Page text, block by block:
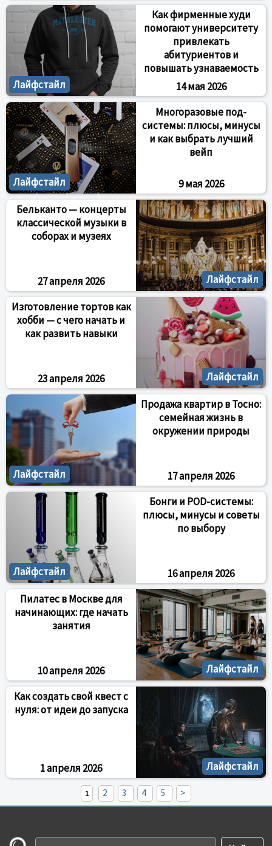
Лайфстайл
Как фирменные худи
помогают университету
привлекать
абитуриентов и
повышать узнаваемость
14 мая 2026
Лайфстайл
Многоразовые под-
системы: плюсы, минусы
и как выбрать лучший
вейп
9 мая 2026
Лайфстайл
Бельканто — концерты
классической музыки в
соборах и музеях
27 апреля 2026
Лайфстайл
Изготовление тортов как
хобби — с чего начать и
как развить навыки
23 апреля 2026
Лайфстайл
Продажа квартир в Тосно:
семейная жизнь в
окружении природы
17 апреля 2026
Лайфстайл
Бонги и POD-системы:
плюсы, минусы и советы
по выбору
16 апреля 2026
Лайфстайл
Пилатес в Москве для
начинающих: где начать
занятия
10 апреля 2026
Лайфстайл
Как создать свой квест с
нуля: от идеи до запуска
1 апреля 2026
1 2 3 4 5 >